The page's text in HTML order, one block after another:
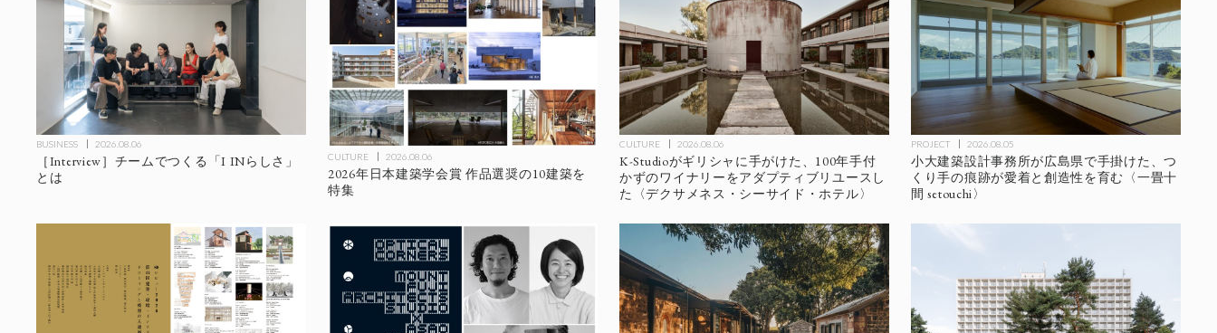
BUSINESS 2026.08.06
［Interview］チームでつくる「I INらしさ」
とは
CULTURE 2026.08.06
2026年日本建築学会賞 作品選奨の10建築を
特集
CULTURE 2026.08.06
K-Studioがギリシャに手がけた、100年手付
かずのワイナリーをアダプティブリユースし
た〈デクサメネス・シーサイド・ホテル〉
PROJECT 2026.08.05
小大建築設計事務所が広島県で手掛けた、つ
くり手の痕跡が愛着と創造性を育む〈一畳十
間 setouchi〉